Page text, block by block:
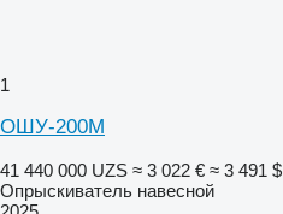
1
ОШУ-200М
41 440 000 UZS ≈ 3 022 € ≈ 3 491 $
Опрыскиватель навесной